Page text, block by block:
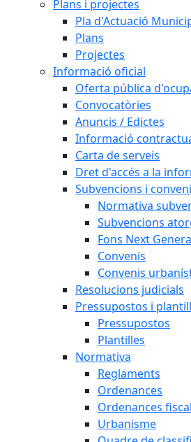
Plans i projectes
Pla d'Actuació
Plans
Projectes
Informació oficial
Oferta pública
Convocatòries
Anuncis / Edictes
Informació
Carta de serveis
Dret d'accés a la
Subvencions i
Normativa
Subvencions
Fons Next
Convenis
Convenis
Resolucions judicials
Pressupostos i
Pressupostos
Plantilles
Normativa
Reglaments
Ordenances
Ordenances
Urbanisme